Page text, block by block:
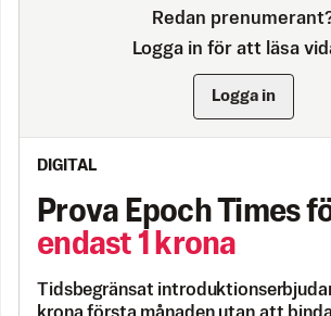
Redan
Logga in för att läsa
Logga in
DIGITAL
Prova Epoch Times
endast 1 krona
Tidsbegränsat